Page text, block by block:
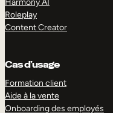
Roleplay
Content Creator
Cas d’usage
Formation client
Aide à la vente
Onboarding des employés